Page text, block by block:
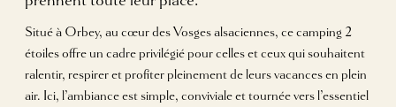
Situé à Orbey, au cœur des Vosges alsaciennes, ce camping 2
étoiles offre un cadre privilégié pour celles et ceux qui souhaitent
ralentir, respirer et profiter pleinement de leurs vacances en plein
air. Ici, l’ambiance est simple, conviviale et tournée vers l’essentiel